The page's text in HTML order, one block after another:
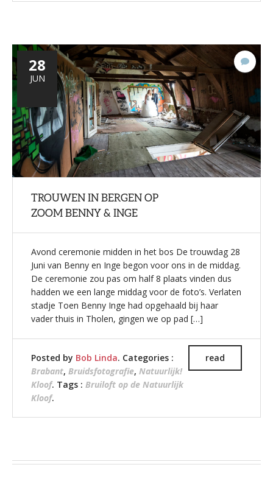
4
28
JUN
TROUWEN IN BERGEN OP
ZOOM BENNY & INGE
Avond ceremonie midden in het bos De trouwdag 28
Juni van Benny en Inge begon voor ons in de middag.
De ceremonie zou pas om half 8 plaats vinden dus
hadden we een lange middag voor de foto’s. Verlaten
stadje Toen Benny Inge had opgehaald bij haar
vader thuis in Tholen, gingen we op pad […]
read
Posted by Bob Linda. Categories :
Brabant, Bruidsfotografie, Natuurlijk!
Kloof. Tags : Bruiloft op de Natuurlijk
Kloof.